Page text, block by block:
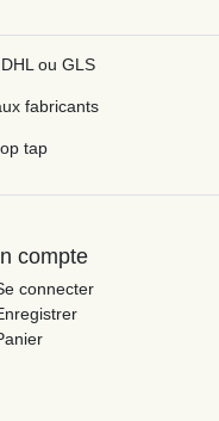
ou GLS
fabricants
tap
compte
connecter